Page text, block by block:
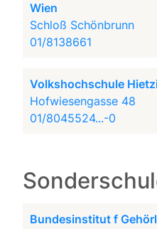
Wien
Schloß Schönbrunn
01/8138661
Volkshochschule
Hofwiesengasse 48
01/8045524...-0
Bundesinstitut f